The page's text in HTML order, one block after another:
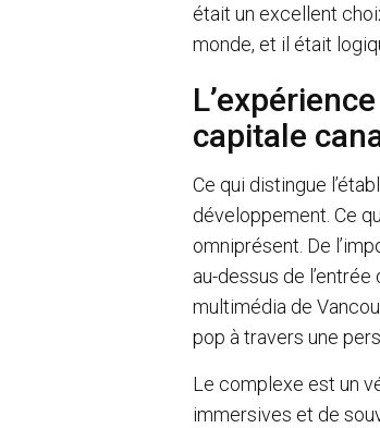
était un excellent
monde, et il était
capitale
Ce qui distingue
développement. Ce
omniprésent. De
au-dessus de
multimédia de
pop à travers une
Le complexe est un
immersives et de